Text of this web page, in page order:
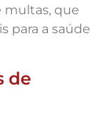
multas, que
para a saúde
de